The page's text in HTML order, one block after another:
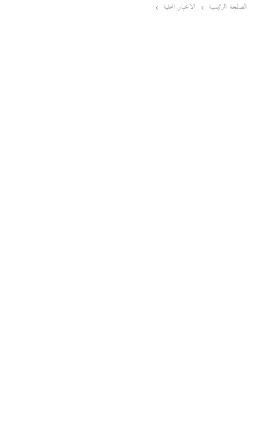
الصفحة الرئيسية الاخبار المحلية